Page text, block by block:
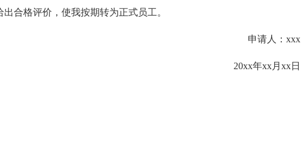
合格评价，使我按期转为正式员工。
申请人：xxx
20xx年xx月xx日